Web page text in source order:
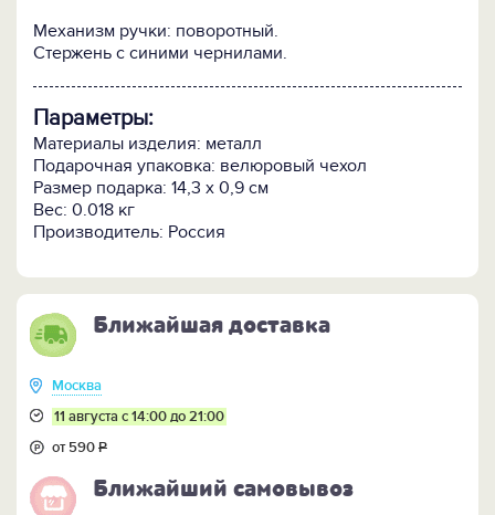
Механизм ручки: поворотный.
Стержень с синими чернилами.
Параметры:
Материалы изделия: металл
Подарочная упаковка: велюровый чехол
Размер подарка: 14,3 х 0,9 см
Вес: 0.018 кг
Производитель: Россия
Ближайшая доставка
Москва
11 августа с 14:00 до 21:00
от 590Р
Ближайший самовывоз